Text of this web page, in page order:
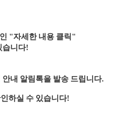
"자세한 내용 클릭"
습니다!
내 알림톡을 발송 드립니다.
하실 수 있습니다!